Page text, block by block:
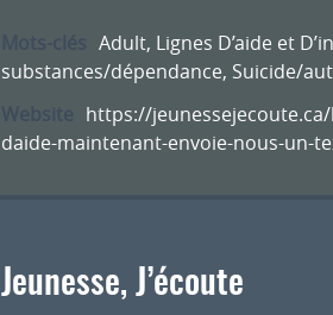
Adult, Lignes D’aide et
substances/dépendance, Suicide/
https://
daide-maintenant-envoie-nous-un-
Jeunesse, J’écoute